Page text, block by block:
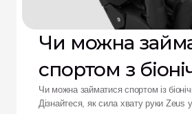
Чи можна
спортом з
рукою?
Чи можна займатися спортом із
Дізнайтеся, як сила хвату руки Zeus